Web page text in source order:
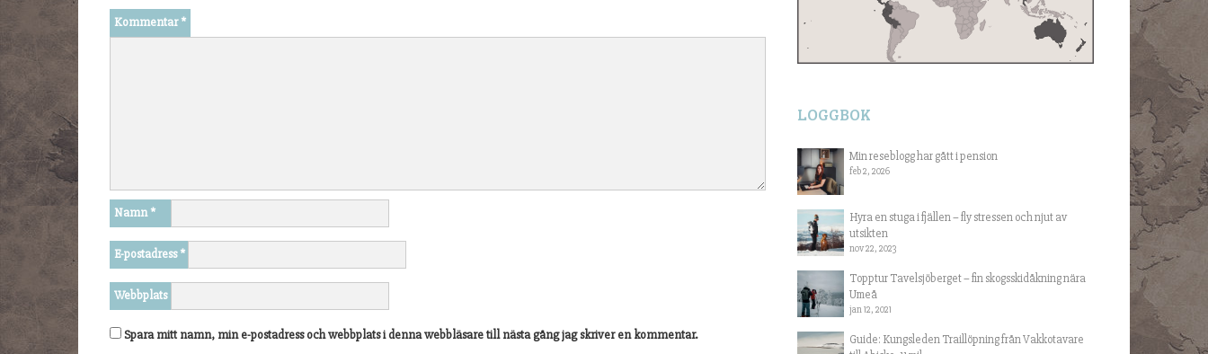
Kommentar*
Namn*
E-postadress*
Webbplats
Spara mitt namn, min e-postadress och webbplats i denna webbläsare till nästa gång jag skriver en kommentar.
LOGGBOK
Min reseblogg har gått i pension
feb 2, 2026
Hyra en stuga i fjällen – fly stressen och njut av
utsikten
nov 22, 2023
Topptur Tavelsjöberget – fin skogsskidåkning nära
Umeå
jan 12, 2021
Guide: Kungsleden Traillöpning från Vakkotavare